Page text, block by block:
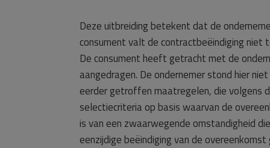
Deze uitbreiding betekent dat de
consument valt de contractbeëindiging niet
De consument heeft getracht met de
aangedragen. De ondernemer stond hier
eerder getroffen maatregelen, die volgens
selectiecriteria op basis waarvan de
is van een zwaarwegende omstandigheid
eenzijdige beëindiging van de